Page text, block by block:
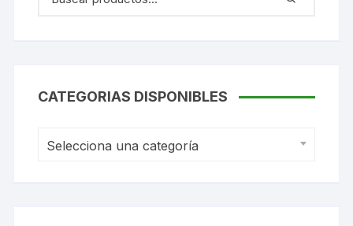
CATEGORIAS DISPONIBLES
Selecciona una categoría